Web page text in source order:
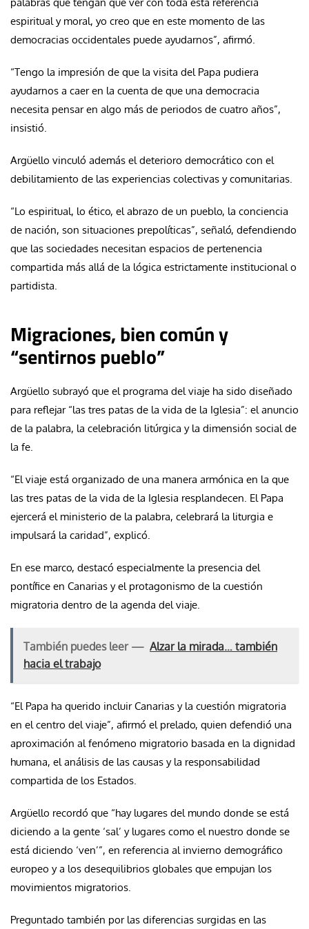
espiritual y moral, yo creo que en este momento de las
democracias occidentales puede ayudarnos”, afirmó.
“Tengo la impresión de que la visita del Papa pudiera
ayudarnos a caer en la cuenta de que una democracia
necesita pensar en algo más de periodos de cuatro años”,
insistió.
Argüello vinculó además el deterioro democrático con el
debilitamiento de las experiencias colectivas y comunitarias.
“Lo espiritual, lo ético, el abrazo de un pueblo, la conciencia
de nación, son situaciones prepolíticas”, señaló, defendiendo
que las sociedades necesitan espacios de pertenencia
compartida más allá de la lógica estrictamente institucional o
partidista.
Migraciones, bien común y
“sentirnos pueblo”
Argüello subrayó que el programa del viaje ha sido diseñado
para reflejar “las tres patas de la vida de la Iglesia”: el anuncio
de la palabra, la celebración litúrgica y la dimensión social de
la fe.
“El viaje está organizado de una manera armónica en la que
las tres patas de la vida de la Iglesia resplandecen. El Papa
ejercerá el ministerio de la palabra, celebrará la liturgia e
impulsará la caridad”, explicó.
En ese marco, destacó especialmente la presencia del
pontífice en Canarias y el protagonismo de la cuestión
migratoria dentro de la agenda del viaje.
También puedes leer — Alzar la mirada… también
hacia el trabajo
“El Papa ha querido incluir Canarias y la cuestión migratoria
en el centro del viaje”, afirmó el prelado, quien defendió una
aproximación al fenómeno migratorio basada en la dignidad
humana, el análisis de las causas y la responsabilidad
compartida de los Estados.
Argüello recordó que “hay lugares del mundo donde se está
diciendo a la gente ‘sal’ y lugares como el nuestro donde se
está diciendo ‘ven’”, en referencia al invierno demográfico
europeo y a los desequilibrios globales que empujan los
movimientos migratorios.
Preguntado también por las diferencias surgidas en las